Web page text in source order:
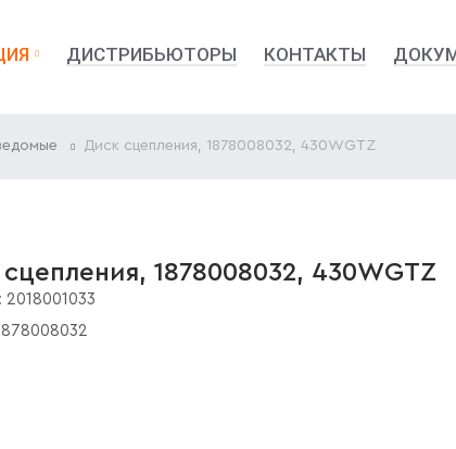
ДИСТРИБЬЮТОРЫ КОНТАКТЫ
Диск сцепления, 1878008032, 430WGTZ
1878008032, 430WGTZ
2018001033